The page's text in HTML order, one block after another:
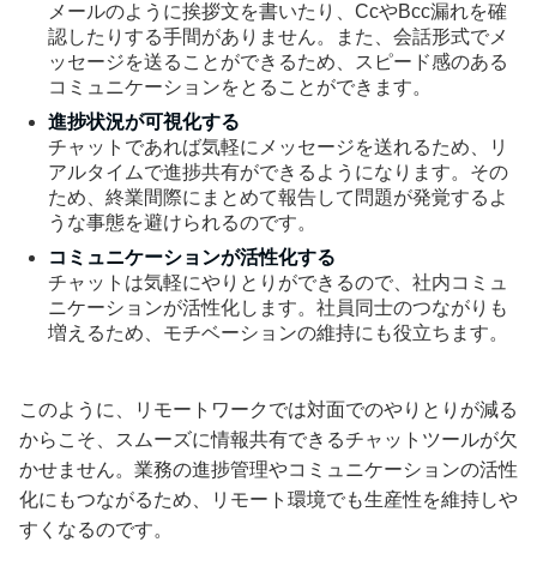
メールのように挨拶文を書いたり、CcやBcc漏れを確
認したりする手間がありません。また、会話形式でメ
ッセージを送ることができるため、スピード感のある
コミュニケーションをとることができます。
進捗状況が可視化する
チャットであれば気軽にメッセージを送れるため、リ
アルタイムで進捗共有ができるようになります。その
ため、終業間際にまとめて報告して問題が発覚するよ
うな事態を避けられるのです。
コミュニケーションが活性化する
チャットは気軽にやりとりができるので、社内コミュ
ニケーションが活性化します。社員同士のつながりも
増えるため、モチベーションの維持にも役立ちます。
このように、リモートワークでは対面でのやりとりが減る
からこそ、スムーズに情報共有できるチャットツールが欠
かせません。業務の進捗管理やコミュニケーションの活性
化にもつながるため、リモート環境でも生産性を維持しや
すくなるのです。